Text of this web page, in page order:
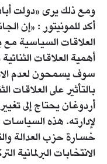
ومع ذلك يرى «دولت
أكد للمونيتور : «إن
العلاقات السياسية
أهمية العلاقات
سوف يسمحون لعدم
بالتأثير على العلاقات
أردوغان يحتاج إلى
لإدارته. هذه
خسارة حزب العدالة
الانتخابات البرلمانية